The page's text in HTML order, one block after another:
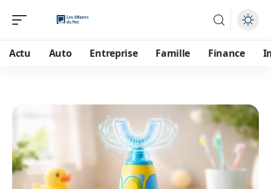
Actu Auto Entreprise Famille Finance